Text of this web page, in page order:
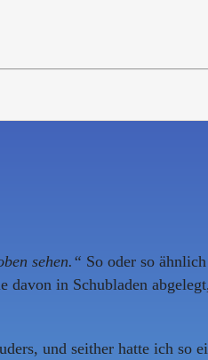
sehen.“ So oder so
in Schubladen
und seither hatte ich so